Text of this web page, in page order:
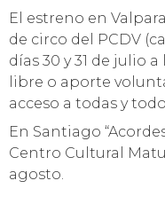
El estreno en
de circo del PCDV
días 30 y 31 de julio
libre o aporte
acceso a todas y
En Santiago
Centro Cultural
agosto.